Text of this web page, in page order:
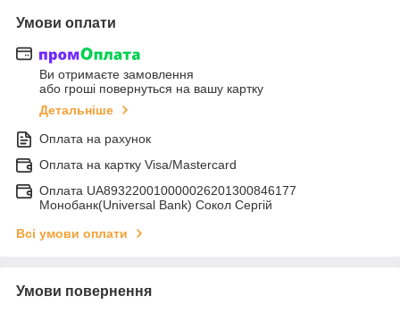
Умови оплати
Ви отримаєте замовлення
або гроші повернуться на вашу картку
Детальніше
Оплата на рахунок
Оплата на картку Visa/Mastercard
Оплата UA893220010000026201300846177
Монобанк(Universal Bank) Сокол Сергій
Всі умови оплати
Умови повернення